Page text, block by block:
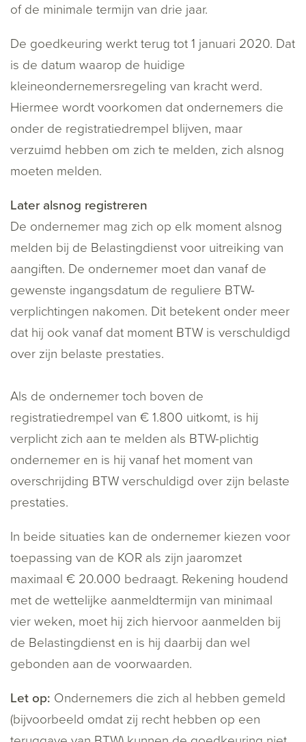
of de minimale termijn van drie jaar.
De goedkeuring werkt terug tot 1 januari 2020. Dat
is de datum waarop de huidige
kleineondernemersregeling van kracht werd.
Hiermee wordt voorkomen dat ondernemers die
onder de registratiedrempel blijven, maar
verzuimd hebben om zich te melden, zich alsnog
moeten melden.
Later alsnog registreren
De ondernemer mag zich op elk moment alsnog
melden bij de Belastingdienst voor uitreiking van
aangiften. De ondernemer moet dan vanaf de
gewenste ingangsdatum de reguliere BTW-
verplichtingen nakomen. Dit betekent onder meer
dat hij ook vanaf dat moment BTW is verschuldigd
over zijn belaste prestaties.
Als de ondernemer toch boven de
registratiedrempel van € 1.800 uitkomt, is hij
verplicht zich aan te melden als BTW-plichtig
ondernemer en is hij vanaf het moment van
overschrijding BTW verschuldigd over zijn belaste
prestaties.
In beide situaties kan de ondernemer kiezen voor
toepassing van de KOR als zijn jaaromzet
maximaal € 20.000 bedraagt. Rekening houdend
met de wettelijke aanmeldtermijn van minimaal
vier weken, moet hij zich hiervoor aanmelden bij
de Belastingdienst en is hij daarbij dan wel
gebonden aan de voorwaarden.
Let op: Ondernemers die zich al hebben gemeld
(bijvoorbeeld omdat zij recht hebben op een